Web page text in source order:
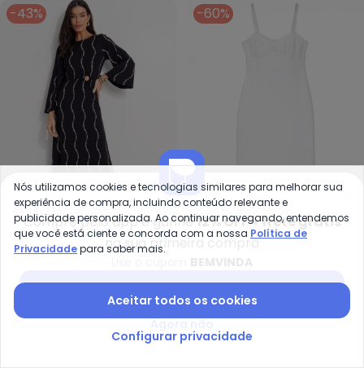
-43%
Quintess - Vestido (Listra
Vestido (Listra
Viscose
R$ 101,99R$ 179,99
R$ 33,99semjuros
-60%
R$ 119,60R$ 299,00
ou4xdeR$ 29,90
-25%
Compre pelo app e ganhe12% OFF + frete grátis
na sua primeira compra
Nós utilizamos cookies e tecnologias similares para melhorar sua
experiência de compra, incluindo conteúdo relevante e
publicidade personalizada. Ao continuar navegando, entendemos
que você está ciente e concorda com a nossa Política de
Privacidadepara saber mais.
Aceitar todos os cookies
Configurar privacidade